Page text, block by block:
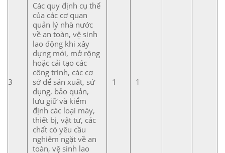
3
Các quy định cụ thể
của các cơ quan
quản lý nhà nước
về an toàn, vệ sinh
lao động khi xây
dựng mới, mở rộng
hoặc cải tạo các
công trình, các cơ
sở để sản xuất, sử
dụng, bảo quản,
lưu giữ và kiểm
định các loại máy,
thiết bị, vật tư, các
chất có yêu cầu
nghiêm ngặt về an
toàn, vệ sinh lao
1 1